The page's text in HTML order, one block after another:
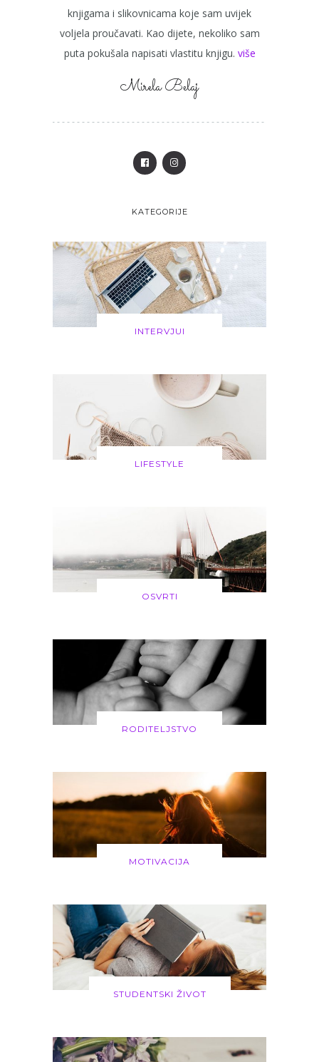
knjigama i slikovnicama koje sam uvijek
voljela proučavati. Kao dijete, nekoliko sam
puta pokušala napisati vlastitu knjigu. više
Mirela Belaj
KATEGORIJE
INTERVJUI
LIFESTYLE
OSVRTI
RODITELJSTVO
MOTIVACIJA
STUDENTSKI ŽIVOT